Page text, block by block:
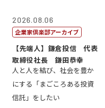
2026.08.06
企業家倶楽部アーカイブ
【先端人】鎌倉投信 代表
取締役社長 鎌田恭幸
人と人を結び、社会を豊か
にする「まごころある投資
信託」をしたい